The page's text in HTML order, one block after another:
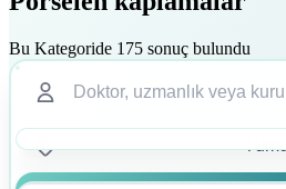
Bu Kategoride 175 sonuç bulundu